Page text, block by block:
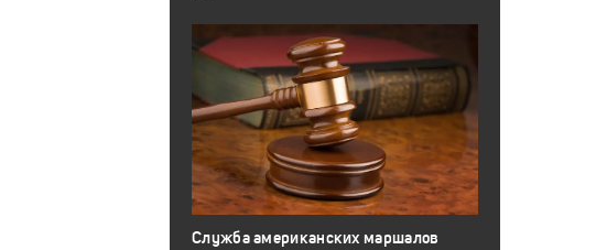
Служба американских маршалов